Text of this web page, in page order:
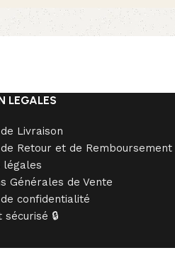
LEGALES
Livraison
Retour et de Remboursement
légales
Générales de Vente
confidentialité
sécurisé 🔒